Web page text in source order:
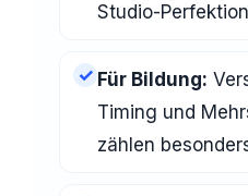
Studio-
✓ Für Bildung:
Timing und
zählen